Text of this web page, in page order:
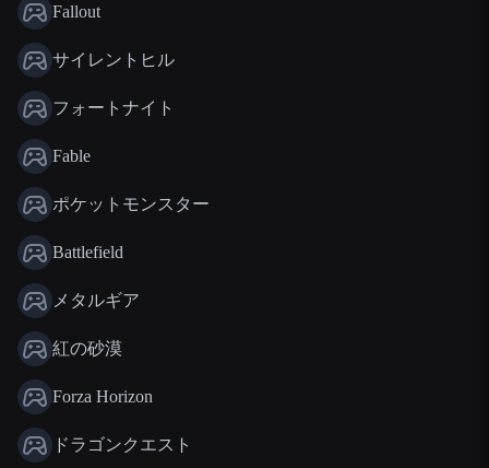
Fallout
サイレントヒル
フォートナイト
Fable
ポケットモンスター
Battlefield
メタルギア
紅の砂漠
Forza Horizon
ドラゴンクエスト